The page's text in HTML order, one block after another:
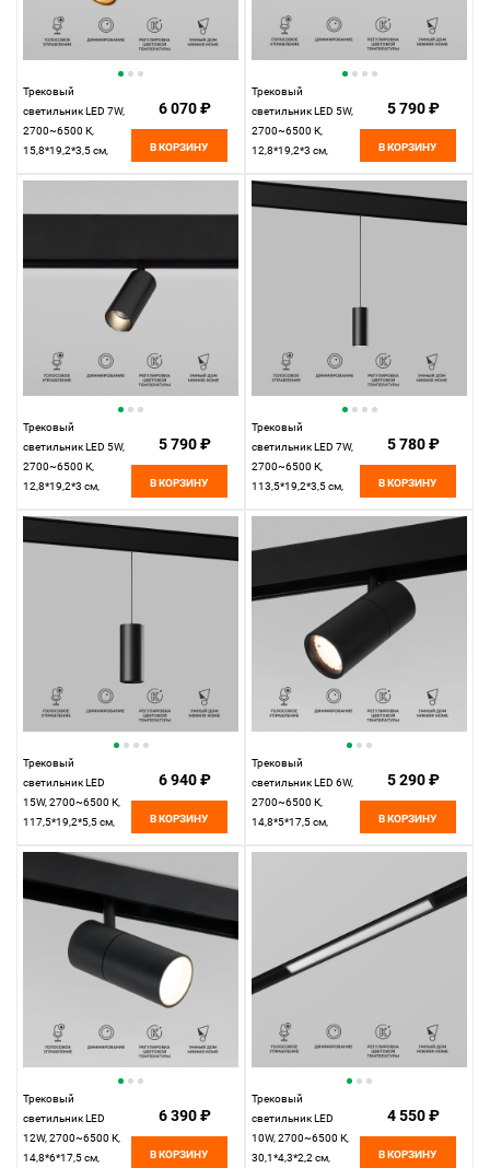
Трековый
светильник LED 7W,
2700~6500 К,
15,8*19,2*3,5 см,
6 070 ₽
В КОРЗИНУ
Трековый
светильник LED 5W,
2700~6500 К,
12,8*19,2*3 см,
Elektrostandard Slim
Magnetic 85071/01
5 790 ₽
В КОРЗИНУ
Трековый
светильник LED 5W,
2700~6500 К,
12,8*19,2*3 см,
Elektrostandard Slim
Magnetic 85071/01
5 790 ₽
В КОРЗИНУ
Трековый
светильник LED 7W,
2700~6500 К,
113,5*19,2*3,5 см,
Magnetic 85072/01
5 780 ₽
В КОРЗИНУ
Трековый
светильник LED
15W, 2700~6500 К,
117,5*19,2*5,5 см,
Elektrostandard Slim
Magnetic 85073/01
6 940 ₽
В КОРЗИНУ
Трековый
светильник LED 6W,
2700~6500 К,
14,8*5*17,5 см,
5 290 ₽
В КОРЗИНУ
Трековый
светильник LED
12W, 2700~6500 К,
14,8*6*17,5 см,
6 390 ₽
В КОРЗИНУ
Трековый
светильник LED
10W, 2700~6500 К,
30,1*4,3*2,2 см,
4 550 ₽
В КОРЗИНУ